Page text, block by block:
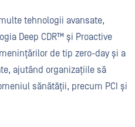
tehnologii avansate,
Deep CDR™ și Proactive
de tip zero-day și a
ajutând organizațiile să
sănătății, precum PCI și